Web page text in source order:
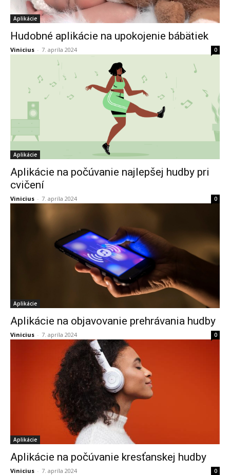
Aplikácie
Hudobné aplikácie na upokojenie bábätiek
Vinicius - 7. apríla 2024 0
Aplikácie
Aplikácie na počúvanie najlepšej hudby pri
cvičení
Vinicius - 7. apríla 2024 0
Aplikácie
Aplikácie na objavovanie prehrávania hudby
Vinicius - 7. apríla 2024 0
Aplikácie
Aplikácie na počúvanie kresťanskej hudby
Vinicius - 7. apríla 2024 0